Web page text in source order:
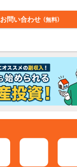
お問い合わせ （無料）